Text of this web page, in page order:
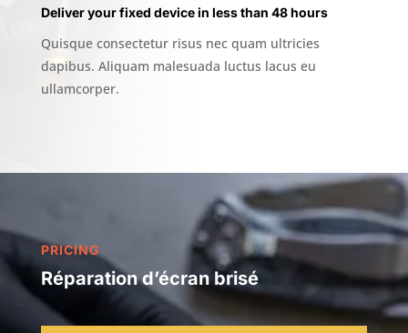
Deliver your fixed device in less than 48 hours
Quisque consectetur risus nec quam ultricies
dapibus. Aliquam malesuada luctus lacus eu
ullamcorper.
PRICING
Réparation d’écran brisé